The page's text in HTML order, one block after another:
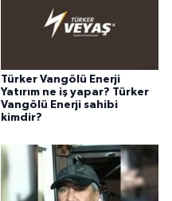
Türker Vangölü Enerji
Yatırım ne iş yapar? Türker
Vangölü Enerji sahibi
kimdir?